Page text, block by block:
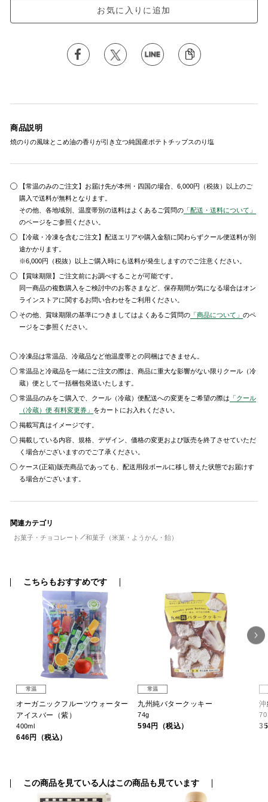
お気に入りに追加
商品説明
焼のりの風味とこめ油の香りが引き立つ純国産ポテトチップスのり塩
【常温のみのご注文】お届け先が本州・四国の場合、6,000円（税抜）以上のご
購入で送料が無料となります。
その他、各地域別、温度帯別の送料はよくあるご質問の 「配送・送料について」
のページをご参照ください。
【冷蔵・冷凍を含むご注文】配送エリアや購入金額に関わらずクール便送料が別
途かかります。
※6,000円（税抜）以上ご購入時にも送料が発生しますのでご注意ください。
【賞味期限】ご注文前にお調べすることが可能です。
同一商品の複数購入をご検討中のお客さまなど、保存期間が気になる場合はオン
ラインストアに関するお問い合わせをご利用ください。
その他、賞味期限の基準につきましてはよくあるご質問の 「商品について」のペ
ージをご参照ください。
冷凍品は常温品、冷蔵品など他温度帯との同梱はできません。
常温品と冷蔵品を一緒にご注文の際は、商品に重大な影響がない限りクール（冷
蔵）便として一括梱包発送いたします。
常温品のみをご購入で、クール（冷蔵）便配送への変更をご希望の際は 「クール
（冷蔵）便 有料変更券」 をカートにお入れください。
掲載写真はイメージです。
掲載している内容、規格、デザイン、価格の変更および販売を終了させていただ
く場合がございますのでご了承ください。
ケース(正箱)販売商品であっても、配送用段ボールに移し替えた状態でお届けす
る場合がございます。
関連カテゴリ
お菓子・チョコレート 和菓子（米菓・ようかん・飴）
こちらもおすすめです
常温
オーガニックフルーツウォーター
アイスバー（紫）
400ml
646円（税込）
常温
九州純バタークッキー
74g
594円（税込）
70
この商品を見ている人はこの商品も見ています